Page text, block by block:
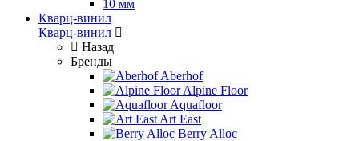
10 мм
Кварц-винил
Кварц-винил
Назад
Бренды
Aberhof
Alpine Floor
Aquafloor
Art East
Berry Alloc